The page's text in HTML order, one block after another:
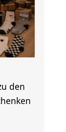
den